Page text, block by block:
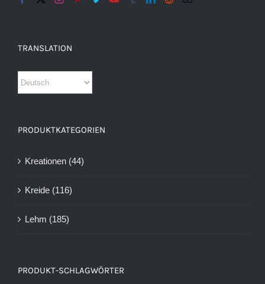
TRANSLATION
PRODUKTKATEGORIEN
Kreationen (44)
Kreide (116)
Lehm (185)
PRODUKT-SCHLAGWÖRTER